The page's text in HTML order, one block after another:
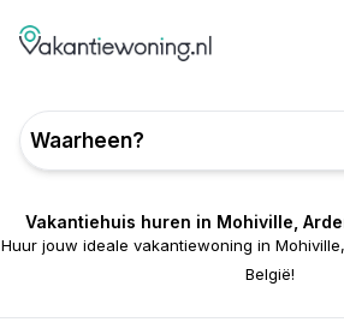
Waarheen?
Vakantiehuis huren in Mohiville,
Huur jouw ideale vakantiewoning in
België!